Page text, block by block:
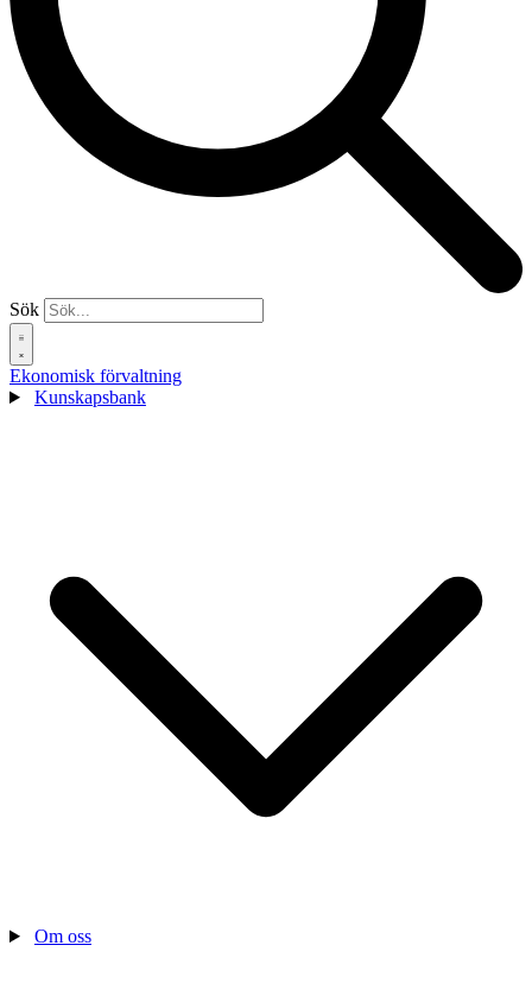
Sök
Ekonomisk förvaltning
Kunskapsbank
Om oss